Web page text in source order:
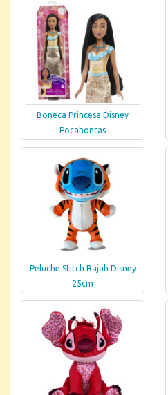
Boneca Princesa Disney
Pocahontas
Peluche Stitch Rajah Disney
25cm